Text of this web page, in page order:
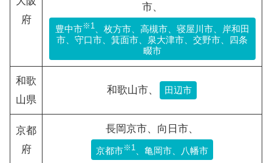
府
市、
豊中市※1、枚方市、高槻市、寝屋川市、岸和田
市、守口市、箕面市、泉大津市、交野市、四条
畷市
和歌
山県
和歌山市、 田辺市
京都
府
長岡京市、向日市、
京都市※1 、亀岡市、八幡市